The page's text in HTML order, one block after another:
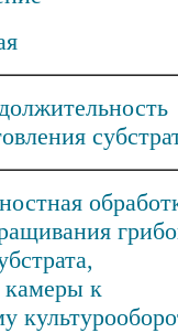
камеры к